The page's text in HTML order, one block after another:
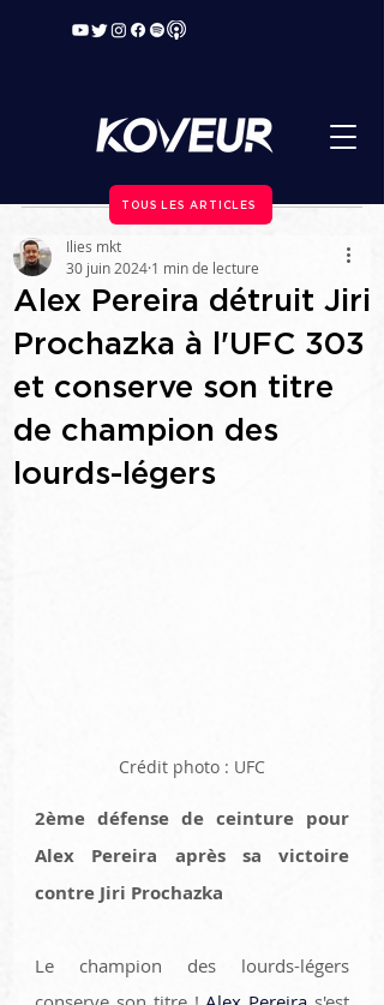
TOUS LES ARTICLES
Alex Pereira détruit Jiri
Prochazka à l'UFC 303
et conserve son titre
de champion des
lourds-légers
Ilies mkt
30 juin 2024 1 min de lecture
Crédit photo : UFC
2ème défense de ceinture pour
Alex Pereira après sa victoire
contre Jiri Prochazka
Le champion des lourds-légers